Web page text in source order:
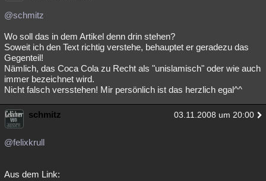
@schmitz
Wo soll das in dem Artikel denn drin stehen?
Soweit ich den Text richtig verstehe, behauptet er geradezu das
Gegenteil!
Nämlich, das Coca Cola zu Recht als "unislamisch" oder wie auch
immer bezeichnet wird.
Nicht falsch versstehen! Mir persönlich ist das herzlich egal^^
schmitz 03.11.2008 um 20:00
@felixkrull
Aus dem Link: